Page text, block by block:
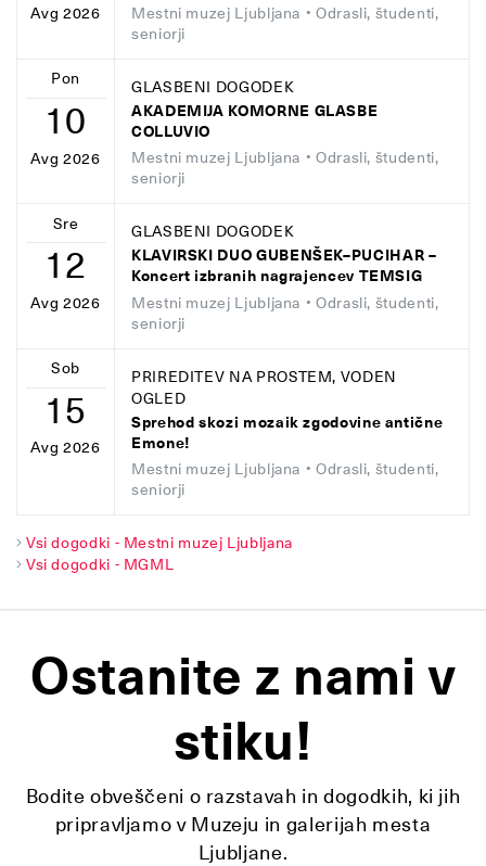
Avg 2026 Mestni muzej Ljubljana • Odrasli, študenti,
seniorji
Pon
10
Avg 2026
GLASBENI DOGODEK
AKADEMIJA KOMORNE GLASBE
COLLUVIO
Mestni muzej Ljubljana • Odrasli, študenti,
seniorji
Sre
12
Avg 2026
GLASBENI DOGODEK
KLAVIRSKI DUO GUBENŠEK–PUCIHAR –
Koncert izbranih nagrajencev TEMSIG
Mestni muzej Ljubljana • Odrasli, študenti,
seniorji
Sob
15
Avg 2026
PRIREDITEV NA PROSTEM, VODEN
OGLED
Sprehod skozi mozaik zgodovine antične
Emone!
Mestni muzej Ljubljana • Odrasli, študenti,
seniorji
Vsi dogodki - Mestni muzej Ljubljana
Vsi dogodki - MGML
Ostanite z nami v
stiku!
Bodite obveščeni o razstavah in dogodkih, ki jih
pripravljamo v Muzeju in galerijah mesta
Ljubljane.